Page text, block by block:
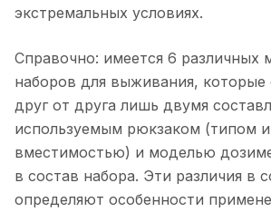
экстремальных условиях.
Справочно: имеется 6 различных
наборов для выживания, которые
друг от друга лишь двумя
используемым рюкзаком (типом и
вместимостью) и моделью
в состав набора. Эти различия в
определяют особенности